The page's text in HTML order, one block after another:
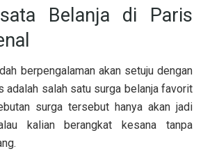
Belanja di Paris
berpengalaman akan setuju dengan
adalah salah satu surga belanja favorit
surga tersebut hanya akan jadi
kalian berangkat kesana tanpa